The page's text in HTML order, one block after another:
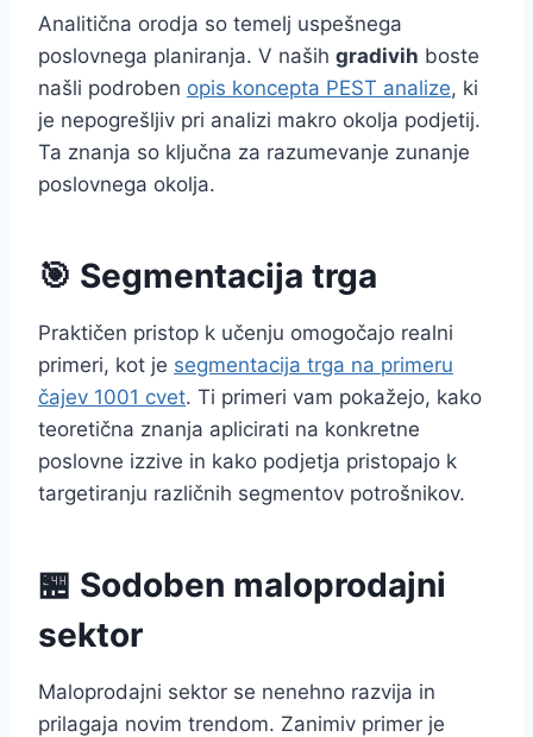
Analitična orodja so temelj uspešnega
poslovnega planiranja. V naših gradivih boste
našli podroben opis koncepta PEST analize, ki
je nepogrešljiv pri analizi makro okolja podjetij.
Ta znanja so ključna za razumevanje zunanje
poslovnega okolja.
🎯 Segmentacija trga
Praktičen pristop k učenju omogočajo realni
primeri, kot je segmentacija trga na primeru
čajev 1001 cvet. Ti primeri vam pokažejo, kako
teoretična znanja aplicirati na konkretne
poslovne izzive in kako podjetja pristopajo k
targetiranju različnih segmentov potrošnikov.
🏪 Sodoben maloprodajni
sektor
Maloprodajni sektor se nenehno razvija in
prilagaja novim trendom. Zanimiv primer je